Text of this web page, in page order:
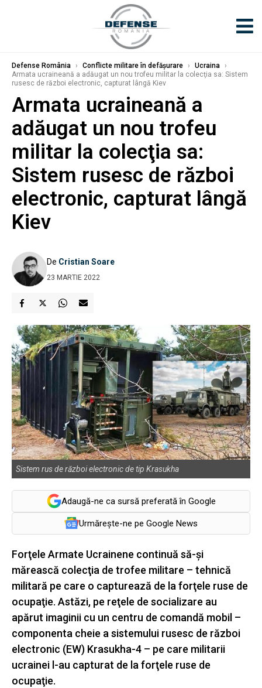
Defense România › Conflicte militare în defășurare › Ucraina ›
Armata ucraineană a adăugat un nou trofeu militar la colecţia sa: Sistem
rusesc de război electronic, capturat lângă Kiev
Armata ucraineană a
adăugat un nou trofeu
militar la colecţia sa:
Sistem rusesc de război
electronic, capturat lângă
Kiev
De Cristian Soare
23 MARTIE 2022
Sistem rus de război electronic de tip Krasukha
Adaugă-ne ca sursă preferată în Google
Urmărește-ne pe Google News
Forţele Armate Ucrainene continuă să-şi
mărească colecţia de trofee militare – tehnică
militară pe care o capturează de la forţele ruse de
ocupaţie. Astăzi, pe reţele de socializare au
apărut imaginii cu un centru de comandă mobil –
componenta cheie a sistemului rusesc de război
electronic (EW) Krasukha-4 – pe care militarii
ucrainei l-au capturat de la forţele ruse de
ocupaţie.